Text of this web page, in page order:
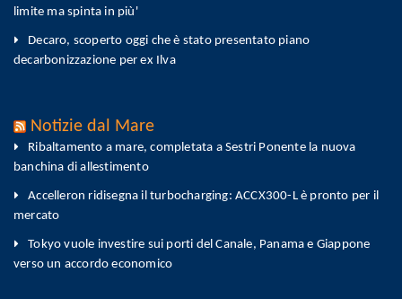
limite ma spinta in più'
Decaro, scoperto oggi che è stato presentato piano
decarbonizzazione per ex Ilva
Notizie dal Mare
Ribaltamento a mare, completata a Sestri Ponente la nuova
banchina di allestimento
Accelleron ridisegna il turbocharging: ACCX300-L è pronto per il
mercato
Tokyo vuole investire sui porti del Canale, Panama e Giappone
verso un accordo economico